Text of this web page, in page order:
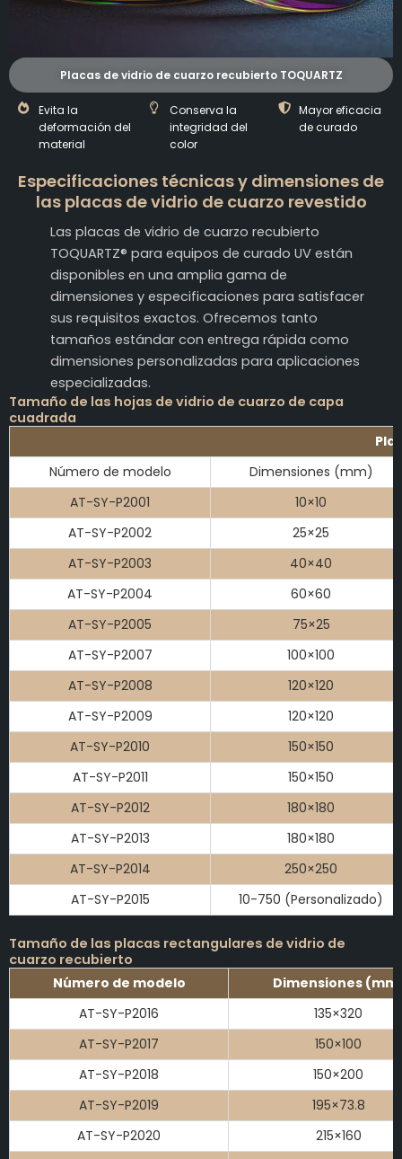
Placas de vidrio de cuarzo recubierto TOQUARTZ
Evita la
deformación del
material
Conserva la
integridad del
color
Mayor eficacia
de curado
Especificaciones técnicas y dimensiones de
las placas de vidrio de cuarzo revestido
Las placas de vidrio de cuarzo recubierto
TOQUARTZ® para equipos de curado UV están
disponibles en una amplia gama de
dimensiones y especificaciones para satisfacer
sus requisitos exactos. Ofrecemos tanto
tamaños estándar con entrega rápida como
dimensiones personalizadas para aplicaciones
especializadas.
Tamaño de las hojas de vidrio de cuarzo de capa
cuadrada
Número de modelo
Dimensiones (mm)
AT-SY-P2001
10×10
AT-SY-P2002
25×25
AT-SY-P2003
40×40
AT-SY-P2004
60×60
AT-SY-P2005
75×25
AT-SY-P2007
100×100
AT-SY-P2008
120×120
AT-SY-P2009
120×120
AT-SY-P2010
150×150
AT-SY-P2011
150×150
AT-SY-P2012
180×180
AT-SY-P2013
180×180
AT-SY-P2014
250×250
AT-SY-P2015
10-750 (Personalizado)
Tamaño de las placas rectangulares de vidrio de
cuarzo recubierto
Número de modelo
Dimensiones
AT-SY-P2016
135×320
AT-SY-P2017
150×100
AT-SY-P2018
150×200
AT-SY-P2019
195×73.8
AT-SY-P2020
215×160